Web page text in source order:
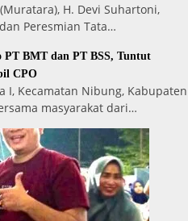
H. Devi Suhartoni,
Peresmian Tata…
BMT dan PT BSS, Tuntut
CPO
I, Kecamatan Nibung, Kabupaten
masyarakat dari…